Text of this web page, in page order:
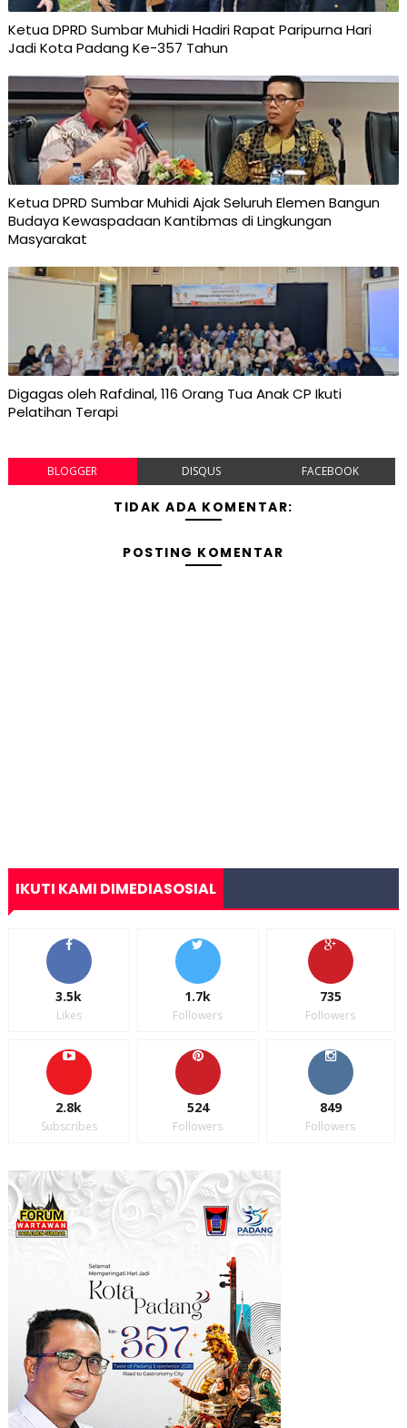
Ketua DPRD Sumbar Muhidi Hadiri Rapat Paripurna Hari
Jadi Kota Padang Ke-357 Tahun
Ketua DPRD Sumbar Muhidi Ajak Seluruh Elemen Bangun
Budaya Kewaspadaan Kantibmas di Lingkungan
Masyarakat
Digagas oleh Rafdinal, 116 Orang Tua Anak CP Ikuti
Pelatihan Terapi
BLOGGER DISQUS FACEBOOK
TIDAK ADA KOMENTAR:
POSTING KOMENTAR
IKUTI KAMI DIMEDIASOSIAL
3.5k
Likes
1.7k
Followers
735
Followers
2.8k
Subscribes
524
Followers
849
Followers